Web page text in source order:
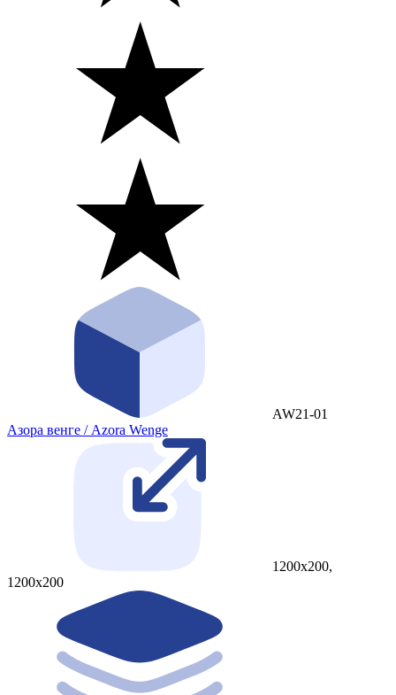
AW21-01
Азора венге / Azora Wenge
1200x200,
1200x200